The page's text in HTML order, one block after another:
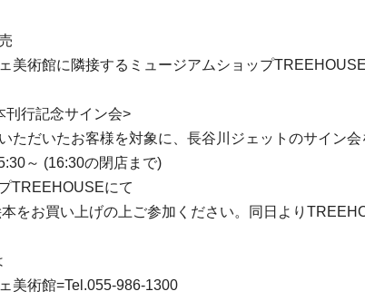
美術館に隣接するミュージアムショップ
刊行記念サイン会>
ただいたお客様を対象に、長谷川ジェットのサイン会
～ (16:30の閉店まで)
TREEHOUSEにて
をお買い上げの上ご参加ください。同日より
美術館=Tel.055-986-1300